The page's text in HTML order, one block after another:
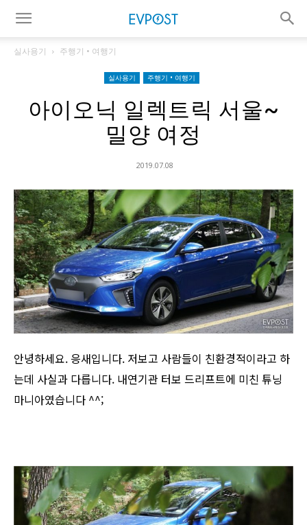
실사용기 주행기 • 여행기
실사용기 주행기 • 여행기
아이오닉 일렉트릭 서울~
밀양 여정
2019.07.08
안녕하세요. 응새입니다. 저보고 사람들이 친환경적이라고 하
는데 사실과 다릅니다. ​내연기관 터보 드리프트에 미친 튜닝
마니아였습니다 ^^;